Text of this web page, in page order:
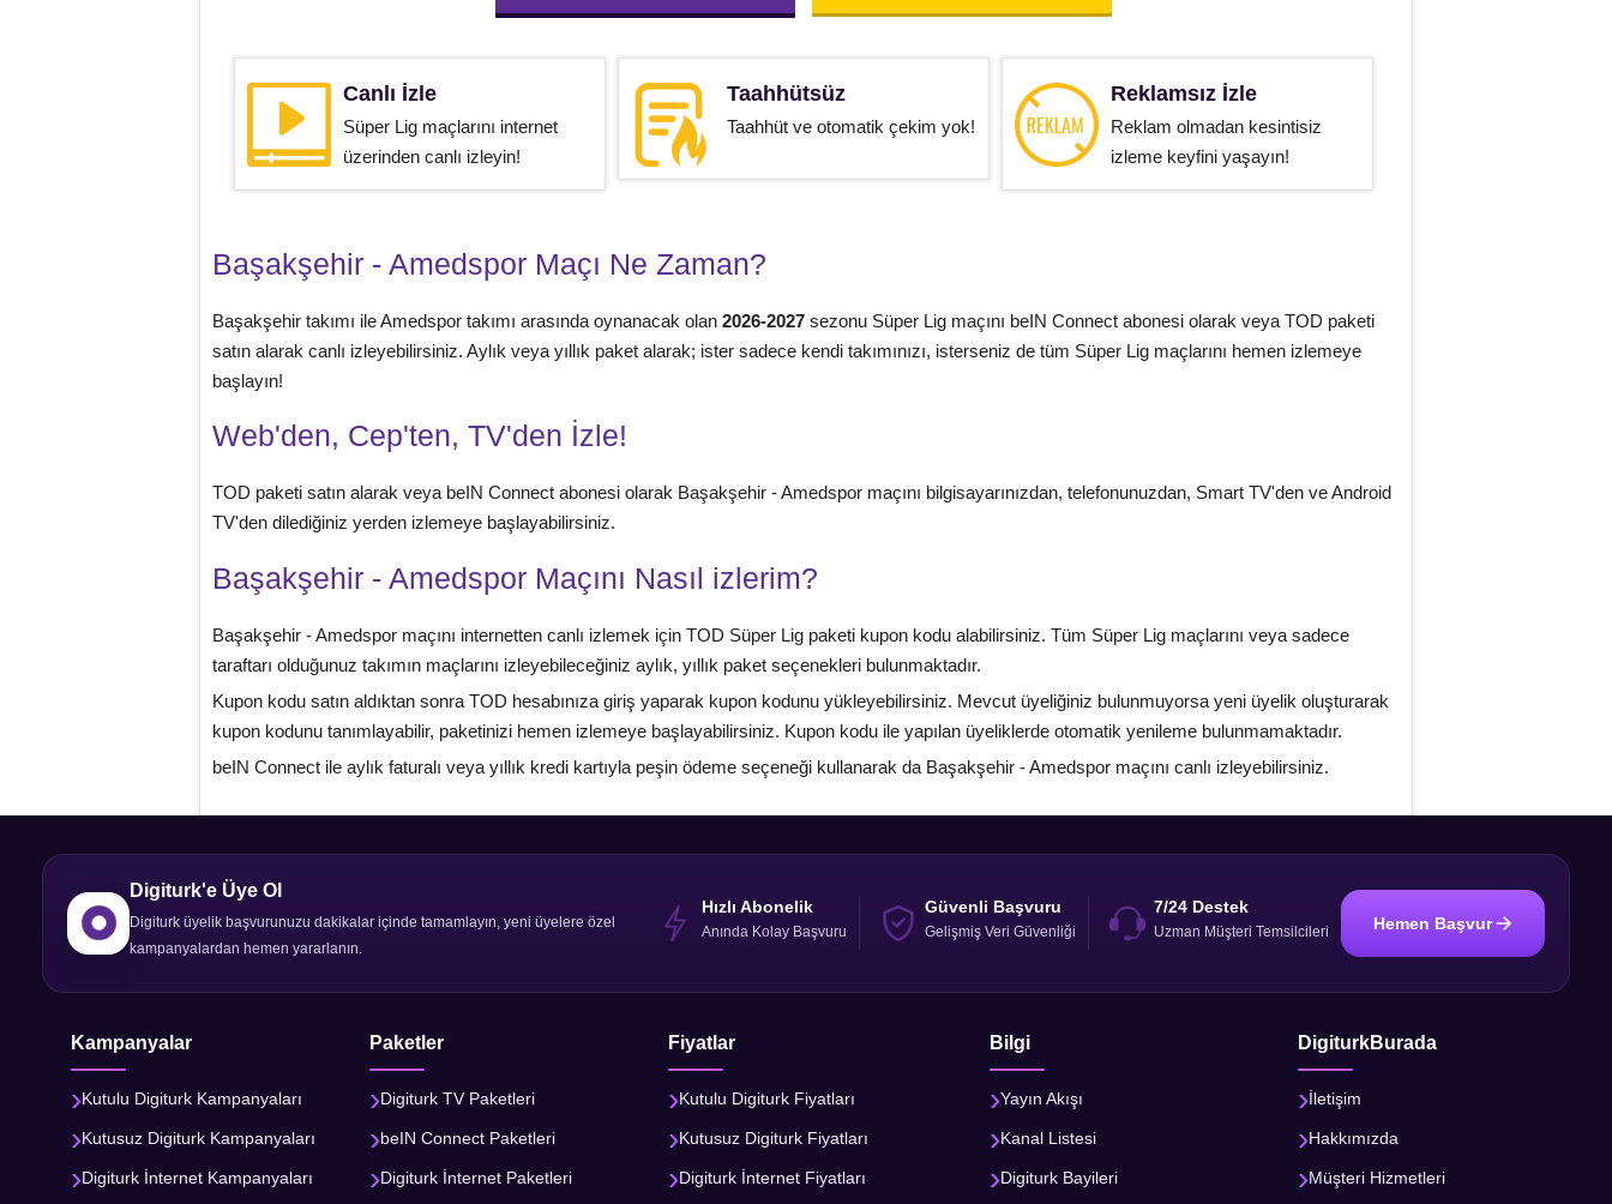
Canlı İzle
Süper Lig maçlarını internet
üzerinden canlı izleyin!
Taahhütsüz
Taahhüt ve otomatik çekim yok!
Reklamsız İzle
Reklam olmadan kesintisiz
izleme keyfini yaşayın!
Başakşehir - Amedspor Maçı Ne Zaman?
Başakşehir takımı ile Amedspor takımı arasında oynanacak olan 2026-2027 sezonu Süper Lig maçını beIN Connect abonesi olarak veya TOD paketi
satın alarak canlı izleyebilirsiniz. Aylık veya yıllık paket alarak; ister sadece kendi takımınızı, isterseniz de tüm Süper Lig maçlarını hemen izlemeye
başlayın!
Web'den, Cep'ten, TV'den İzle!
TOD paketi satın alarak veya beIN Connect abonesi olarak Başakşehir - Amedspor maçını bilgisayarınızdan, telefonunuzdan, Smart TV'den ve Android
TV'den dilediğiniz yerden izlemeye başlayabilirsiniz.
Başakşehir - Amedspor Maçını Nasıl izlerim?
Başakşehir - Amedspor maçını internetten canlı izlemek için TOD Süper Lig paketi kupon kodu alabilirsiniz. Tüm Süper Lig maçlarını veya sadece
taraftarı olduğunuz takımın maçlarını izleyebileceğiniz aylık, yıllık paket seçenekleri bulunmaktadır.
Kupon kodu satın aldıktan sonra TOD hesabınıza giriş yaparak kupon kodunu yükleyebilirsiniz. Mevcut üyeliğiniz bulunmuyorsa yeni üyelik oluşturarak
kupon kodunu tanımlayabilir, paketinizi hemen izlemeye başlayabilirsiniz. Kupon kodu ile yapılan üyeliklerde otomatik yenileme bulunmamaktadır.
beIN Connect ile aylık faturalı veya yıllık kredi kartıyla peşin ödeme seçeneği kullanarak da Başakşehir - Amedspor maçını canlı izleyebilirsiniz.
Digiturk'e Üye Ol
Digiturk üyelik başvurunuzu dakikalar içinde tamamlayın, yeni üyelere özel
kampanyalardan hemen yararlanın.
Hızlı Abonelik
Anında Kolay Başvuru
Güvenli Başvuru
Gelişmiş Veri Güvenliği
7/24 Destek
Uzman Müşteri Temsilcileri Hemen Başvur
Kampanyalar
Kutulu Digiturk Kampanyaları
Kutusuz Digiturk Kampanyaları
Digiturk İnternet Kampanyaları
Paketler
Digiturk TV Paketleri
beIN Connect Paketleri
Digiturk İnternet Paketleri
Fiyatlar
Kutulu Digiturk Fiyatları
Kutusuz Digiturk Fiyatları
Digiturk İnternet Fiyatları
Bilgi
Yayın Akışı
Kanal Listesi
Digiturk Bayileri
DigiturkBurada
İletişim
Hakkımızda
Müşteri Hizmetleri